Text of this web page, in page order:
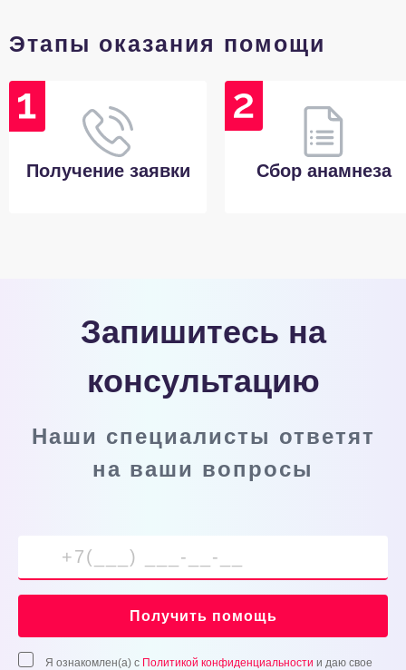
Этапы оказания помощи
Получение заявки Сбор анамнеза
Запишитесь на
консультацию
Наши специалисты ответят
на ваши вопросы
Получить помощь
Я ознакомлен(а) с Политикой конфиденциальности и даю свое